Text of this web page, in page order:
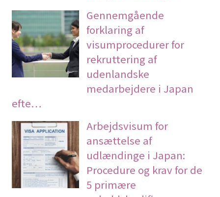
Gennemgående
forklaring af
visumprocedurer for
rekruttering af
udenlandske
medarbejdere i Japan
efte…
Arbejdsvisum for
ansættelse af
udlændinge i Japan:
Procedure og krav for de
5 primære